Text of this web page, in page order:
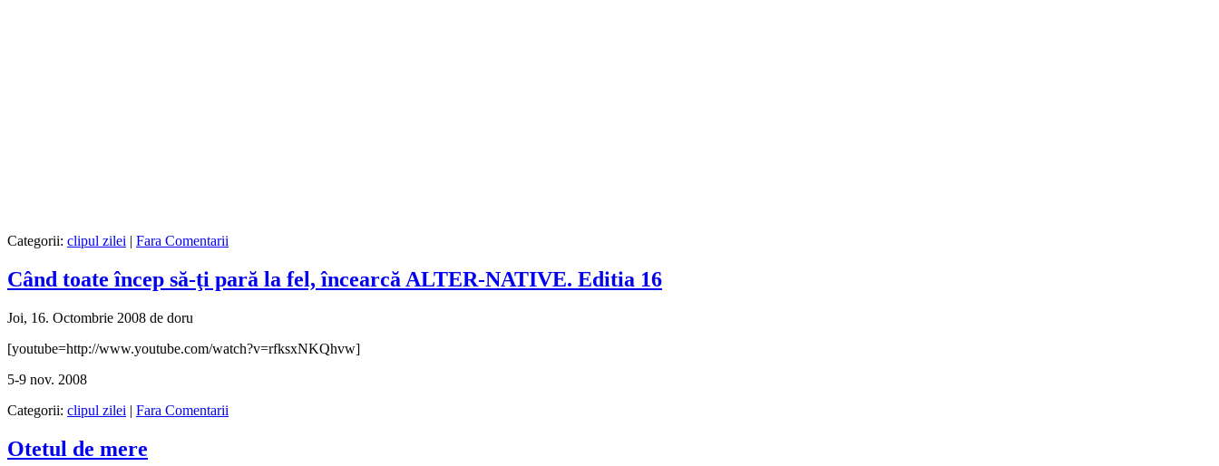
Categorii: clipul zilei | Fara Comentarii
Când toate încep să-ţi pară la fel, încearcă ALTER-NATIVE. Editia 16
Joi, 16. Octombrie 2008 de doru
[youtube=http://www.youtube.com/watch?v=rfksxNKQhvw]
5-9 nov. 2008
Categorii: clipul zilei | Fara Comentarii
Otetul de mere